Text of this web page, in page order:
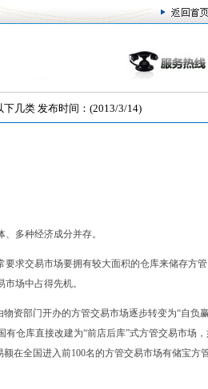
几类 发布时间：(2013/3/14)
多种经济成分并存。
求交易市场要拥有较大面积的仓库来储存方
场中占得先机。
资部门开办的方管交易市场逐步转变为“自负
仓库直接改建为“前店后库”式方管交易市场
在全国进入前100名的方管交易市场有储宝方